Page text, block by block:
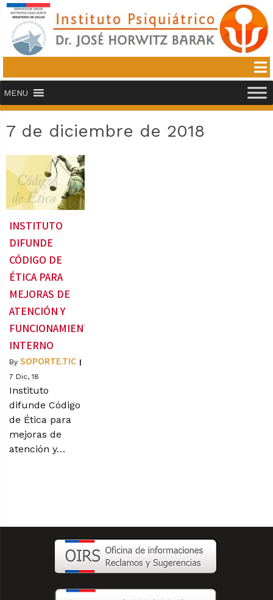
MENU
7 de diciembre de 2018
INSTITUTO
DIFUNDE
CÓDIGO DE
ÉTICA PARA
MEJORAS DE
ATENCIÓN Y
FUNCIONAMIENTO
INTERNO
By SOPORTE.TIC |
7 Dic, 18
Instituto
difunde Código
de Ética para
mejoras de
atención y…